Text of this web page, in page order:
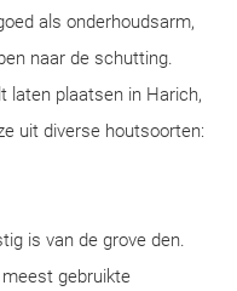
als onderhoudsarm,
naar de schutting.
laten plaatsen in Harich,
uit diverse houtsoorten:
is van de grove den.
gebruikte